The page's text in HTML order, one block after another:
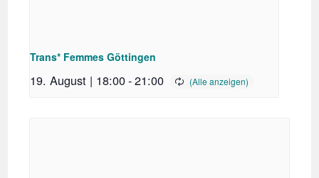
Trans* Femmes Göttingen
19. August | 18:00-21:00